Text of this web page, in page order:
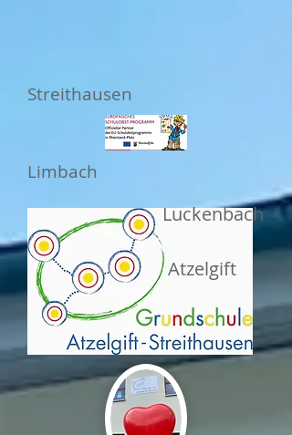
Streithausen
Limbach
Luckenbach
Atzelgift